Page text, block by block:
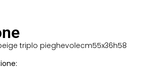
triplo pieghevolecm55x36h58